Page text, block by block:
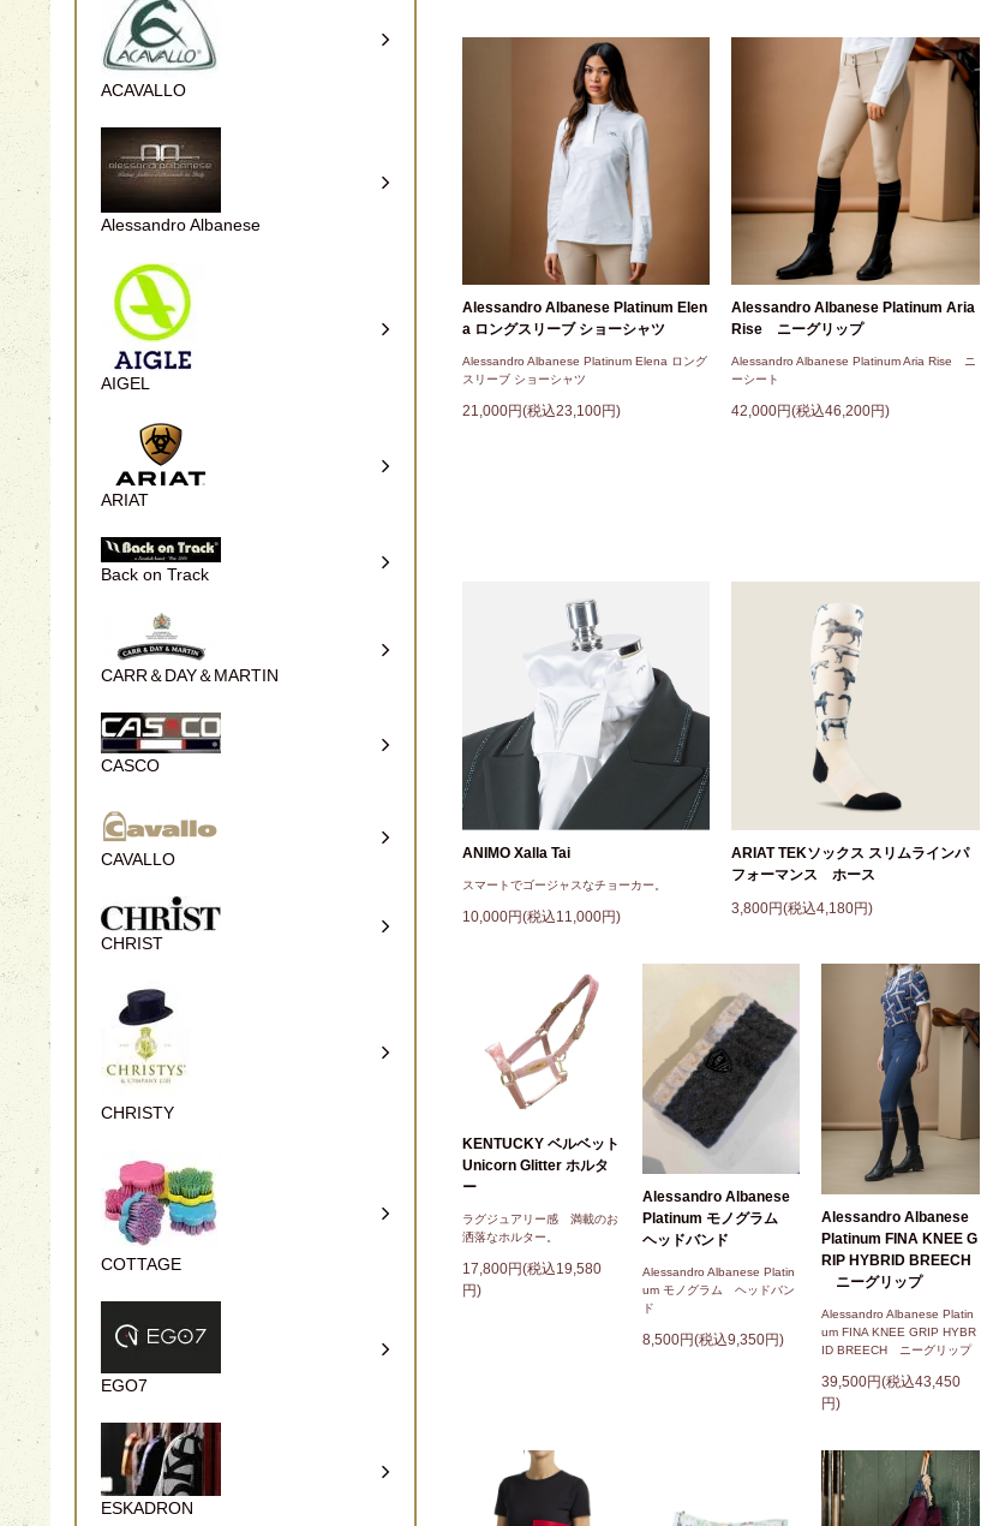
Alessandro Albanese Platinum Elen
a ロングスリーブ ショーシャツ
Alessandro Albanese Platinum Elena ロング
スリーブ ショーシャツ
21,000円(税込23,100円)
Alessandro Albanese Platinum Aria
Rise ニーグリップ
Alessandro Albanese Platinum Aria Rise ニ
ーシート
42,000円(税込46,200円)
ANIMO Xalla Tai
スマートでゴージャスなチョーカー。
10,000円(税込11,000円)
ARIAT TEKソックス スリムラインパ
フォーマンス ホース
3,800円(税込4,180円)
KENTUCKY ベルベット
Unicorn Glitter ホルタ
ー
ラグジュアリー感 満載のお
洒落なホルター。
17,800円(税込19,580
円)
Alessandro Albanese
Platinum モノグラム
ヘッドバンド
Alessandro Albanese Platin
um モノグラム ヘッドバン
ド
8,500円(税込9,350円)
Alessandro Albanese
Platinum FINA KNEE G
RIP HYBRID BREECH
ニーグリップ
Alessandro Albanese Platin
um FINA KNEE GRIP HYBR
ID BREECH ニーグリップ
39,500円(税込43,450
円)
ACAVALLO
Alessandro Albanese
AIGEL
ARIAT
Back on Track
CARR＆DAY＆MARTIN
CASCO
CAVALLO
CHRIST
CHRISTY
COTTAGE
EGO7
ESKADRON